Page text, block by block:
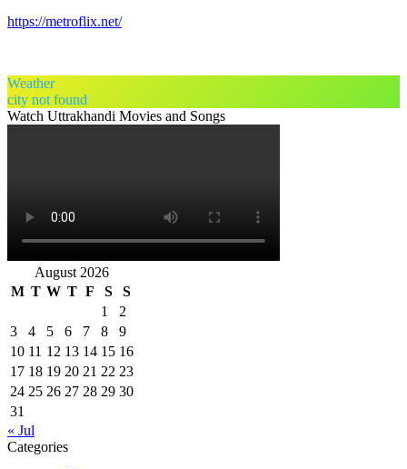
https://metroflix.net/
Weather
city not found
Watch Uttrakhandi Movies and Songs
August 2026
M T W T F S
S
1
2
3
4 5 6 7 8
9
10 11 12 13 14 15 16
17 18 19 20 21 22 23
24 25 26 27 28 29 30
31
« Jul
Categories